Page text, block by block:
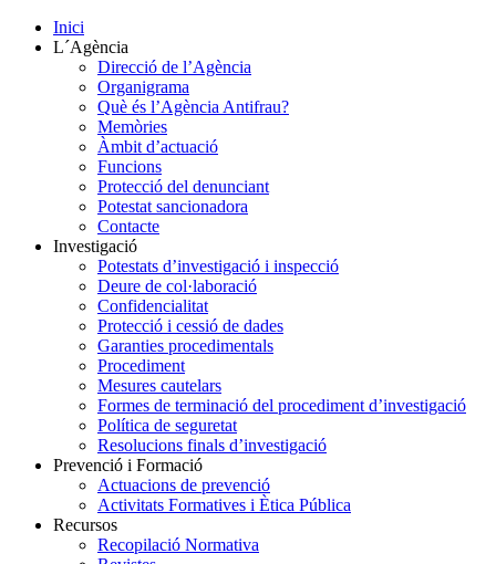
Inici
L´Agència
Direcció de l’Agència
Organigrama
Què és l’Agència Antifrau?
Memòries
Àmbit d’actuació
Funcions
Protecció del denunciant
Potestat sancionadora
Contacte
Investigació
Potestats d’investigació i inspecció
Deure de col·laboració
Confidencialitat
Protecció i cessió de dades
Garanties procedimentals
Procediment
Mesures cautelars
Formes de terminació del procediment d’investigació
Política de seguretat
Resolucions finals d’investigació
Prevenció i Formació
Actuacions de prevenció
Activitats Formatives i Ètica Pública
Recursos
Recopilació Normativa